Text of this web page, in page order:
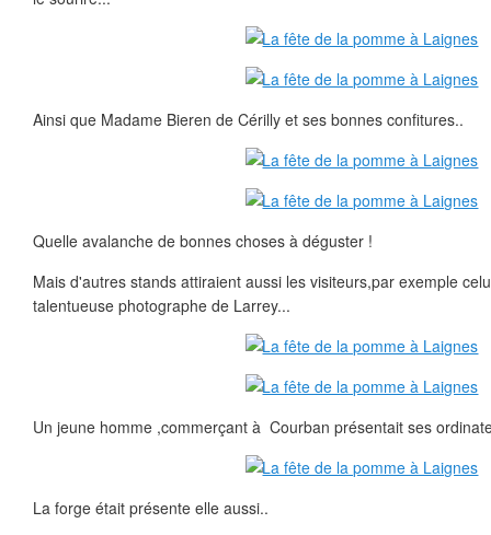
Ainsi que Madame Bieren de Cérilly et ses bonnes confitures..
Quelle avalanche de bonnes choses à déguster !
Mais d'autres stands attiraient aussi les visiteurs,par exemple
talentueuse photographe de Larrey...
Un jeune homme ,commerçant à Courban présentait ses
La forge était présente elle aussi..